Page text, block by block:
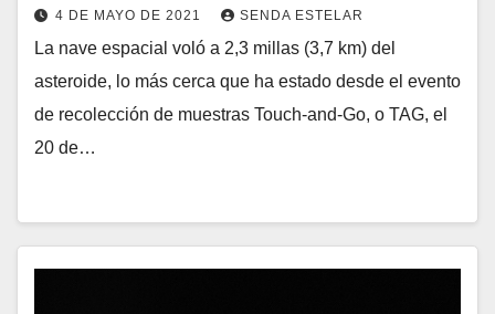
4 DE MAYO DE 2021 SENDA ESTELAR
La nave espacial voló a 2,3 millas (3,7 km) del
asteroide, lo más cerca que ha estado desde el evento
de recolección de muestras Touch-and-Go, o TAG, el
20 de…